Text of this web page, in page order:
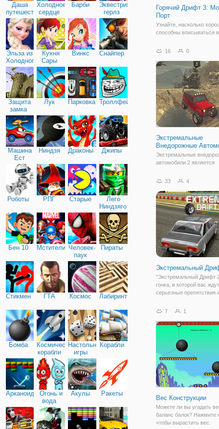
Даша
путешественница
Холодное
сердце
Барби
Эквестрия
герлз
Эльза из
Холодного
сердца
Кухня
Сары
Винкс Снайпер
Защита
замка
Лук Парковка Троллфейс
Машина
Ест
Машину
Ниндзя Драконы Джипы
Роботы РПГ Старые
Лего
Ниндзяго
Бен 10 Мстители Человек-
паук
Пираты
Стикмен ГТА Космос Лабиринты
Бомба
Космические
корабли
Настольные
игры
Корабли
Арканоид
Огонь и
вода
Акулы Ракеты
Горячий Дрифт 3:
Порт
Узнайте, насколько
способны вписываться в
«Горячий Дрифт 3:
серьезные препятствия
действительно крутые
игре доступно два
16 0
Экстремальные
Внедорожные
Экстремальные
автомобили 2 является
игры вождения. Если вам
название, вы уверены,
это второе улучшенное
Эта игра приносит все,
33 4
Экстремальный
"Экстремальный Дрифт
гонка, в которой вас ждут
серьезные препятствия
игре доступно два
из живописных локаций.
из них вас
7 1
Вес Конструкции
Можете ли вы угадать
баланс балок? Нажмите
чтобы вырастить вес.